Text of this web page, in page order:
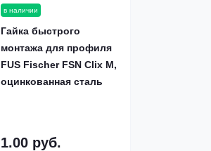
в наличии
Гайка быстрого
монтажа для профиля
FUS Fischer FSN Clix M,
оцинкованная сталь
1.00 руб.